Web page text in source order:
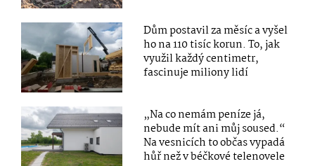
Dům postavil za měsíc a vyšel
ho na 110 tisíc korun. To, jak
využil každý centimetr,
fascinuje miliony lidí
„Na co nemám peníze já,
nebude mít ani můj soused.“
Na vesnicích to občas vypadá
hůř než v béčkové telenovele